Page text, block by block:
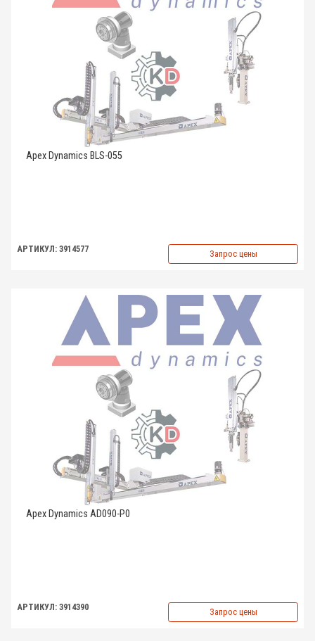
Apex Dynamics BLS-055
АРТИКУЛ: 3914577 Запрос цены
Apex Dynamics AD090-P0
АРТИКУЛ: 3914390 Запрос цены